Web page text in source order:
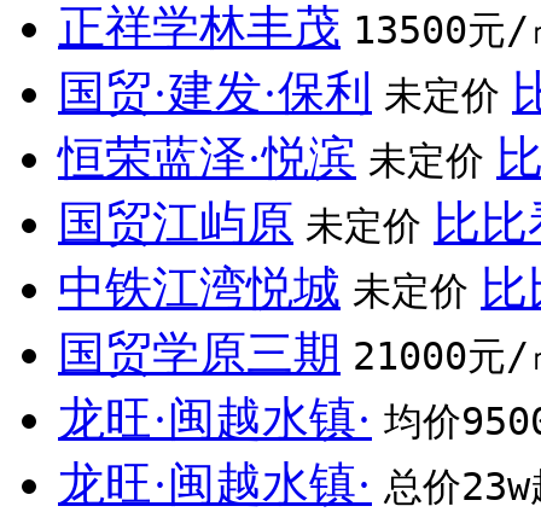
正祥学林丰茂 13500元/
国贸·建发·保利 未定价
恒荣蓝泽·悦滨 未定价
国贸江屿原 未定价 比比
中铁江湾悦城 未定价
国贸学原三期 21000元/
龙旺·闽越水镇· 均价
龙旺·闽越水镇· 总价